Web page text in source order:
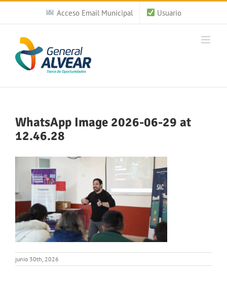
Saltar
contenido
Acceso Email Municipal Usuario
WhatsApp Image 2026-06-29 at
12.46.28
junio 30th, 2026